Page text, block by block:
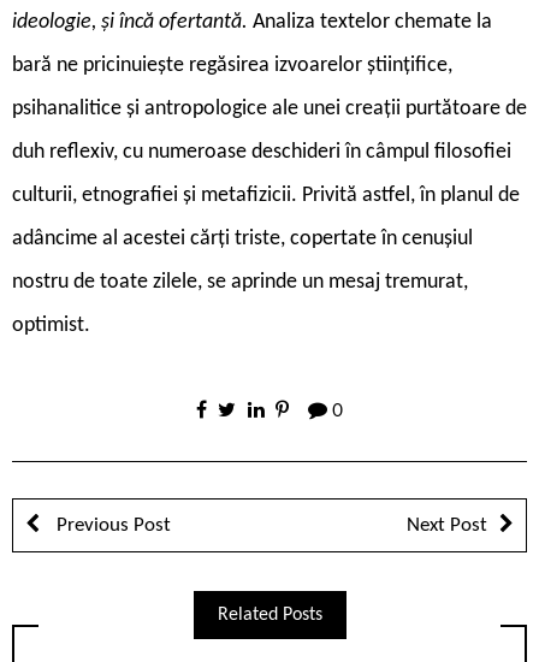
ideologie, și încă ofertantă. Analiza textelor chemate la
bară ne pricinuiește regăsirea izvoarelor științifice,
psihanalitice și antropologice ale unei creații purtătoare de
duh reflexiv, cu numeroase deschideri în câmpul filosofiei
culturii, etnografiei și metafizicii. Privită astfel, în planul de
adâncime al acestei cărți triste, copertate în cenușiul
nostru de toate zilele, se aprinde un mesaj tremurat,
optimist.
0
Previous Post Next Post
Related Posts